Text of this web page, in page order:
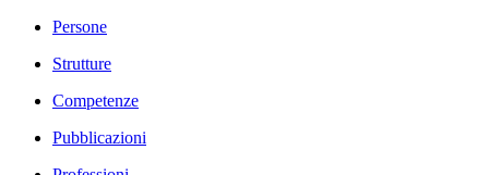
Persone
Strutture
Competenze
Pubblicazioni